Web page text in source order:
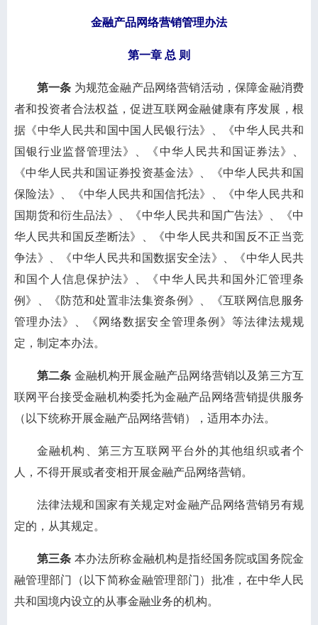
金融产品网络营销管理办法
第一章 总 则
第一条 为规范金融产品网络营销活动，保障金融消费
者和投资者合法权益，促进互联网金融健康有序发展，根
据《中华人民共和国中国人民银行法》、《中华人民共和
国银行业监督管理法》、《中华人民共和国证券法》、
《中华人民共和国证券投资基金法》、《中华人民共和国
保险法》、《中华人民共和国信托法》、《中华人民共和
国期货和衍生品法》、《中华人民共和国广告法》、《中
华人民共和国反垄断法》、《中华人民共和国反不正当竞
争法》、《中华人民共和国数据安全法》、《中华人民共
和国个人信息保护法》、《中华人民共和国外汇管理条
例》、《防范和处置非法集资条例》、《互联网信息服务
管理办法》、《网络数据安全管理条例》等法律法规规
定，制定本办法。
第二条 金融机构开展金融产品网络营销以及第三方互
联网平台接受金融机构委托为金融产品网络营销提供服务
（以下统称开展金融产品网络营销），适用本办法。
金融机构、第三方互联网平台外的其他组织或者个
人，不得开展或者变相开展金融产品网络营销。
法律法规和国家有关规定对金融产品网络营销另有规
定的，从其规定。
第三条 本办法所称金融机构是指经国务院或国务院金
融管理部门（以下简称金融管理部门）批准，在中华人民
共和国境内设立的从事金融业务的机构。